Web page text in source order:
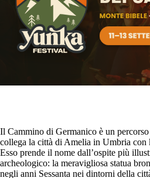
Il Cammino di Germanico è un
collega la città di Amelia in Umbria con
Esso prende il nome dall’ospite più
archeologico: la meravigliosa statua
negli anni Sessanta nei dintorni della